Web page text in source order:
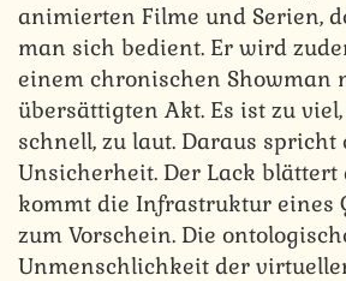
animierten Filme und Serien,
man sich bedient. Er wird
einem chronischen Showman
übersättigten Akt. Es ist zu
schnell, zu laut. Daraus spricht
Unsicherheit. Der Lack
kommt die Infrastruktur eines
zum Vorschein. Die
Unmenschlichkeit der